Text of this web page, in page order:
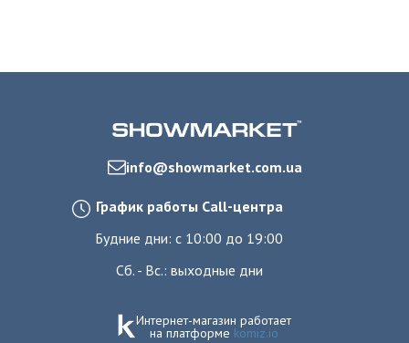
info@showmarket.com.ua
График работы Call-центра
Будние дни: с 10:00 до 19:00
Сб. - Вс.: выходные дни
Интернет-магазин работает
на платформе komiz.io